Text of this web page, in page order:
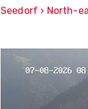
Seedorf › North-